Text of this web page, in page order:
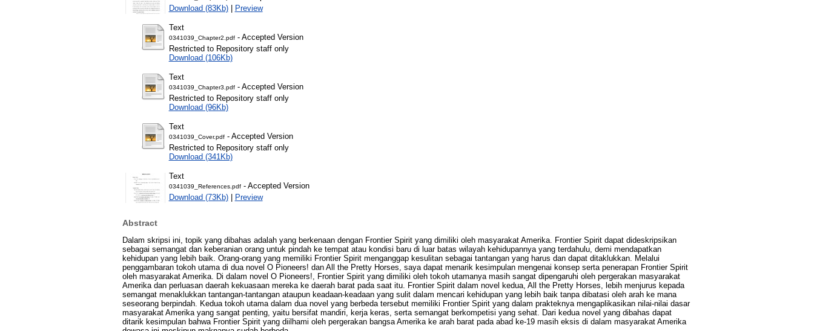
Download (83Kb)| Preview
Text
0341039_Chapter2.pdf- Accepted Version
Restricted to Repository staff only
Download (106Kb)
Text
0341039_Chapter3.pdf- Accepted Version
Restricted to Repository staff only
Download (96Kb)
Text
0341039_Cover.pdf- Accepted Version
Restricted to Repository staff only
Download (341Kb)
Text
0341039_References.pdf- Accepted Version
Download (73Kb)| Preview
Abstract
Dalam skripsi ini, topik yang dibahas adalah yang berkenaan dengan Frontier Spirit yang dimiliki oleh masyarakat Amerika. Frontier Spirit dapat dideskripsikan
sebagai semangat dan keberanian orang untuk pindah ke tempat atau kondisi baru di luar batas wilayah kehidupannya yang terdahulu, demi mendapatkan
kehidupan yang lebih baik. Orang-orang yang memiliki Frontier Spirit menganggap kesulitan sebagai tantangan yang harus dan dapat ditaklukkan. Melalui
penggambaran tokoh utama di dua novel O Pioneers! dan All the Pretty Horses, saya dapat menarik kesimpulan mengenai konsep serta penerapan Frontier Spirit
oleh masyarakat Amerika. Di dalam novel O Pioneers!, Frontier Spirit yang dimiliki oleh tokoh utamanya masih sangat dipengaruhi oleh pergerakan masyarakat
Amerika dan perluasan daerah kekuasaan mereka ke daerah barat pada saat itu. Frontier Spirit dalam novel kedua, All the Pretty Horses, lebih menjurus kepada
semangat menaklukkan tantangan-tantangan ataupun keadaan-keadaan yang sulit dalam mencari kehidupan yang lebih baik tanpa dibatasi oleh arah ke mana
seseorang berpindah. Kedua tokoh utama dalam dua novel yang berbeda tersebut memiliki Frontier Spirit yang dalam prakteknya mengaplikasikan nilai-nilai dasar
masyarakat Amerika yang sangat penting, yaitu bersifat mandiri, kerja keras, serta semangat berkompetisi yang sehat. Dari kedua novel yang dibahas dapat
ditarik kesimpulan bahwa Frontier Spirit yang diilhami oleh pergerakan bangsa Amerika ke arah barat pada abad ke-19 masih eksis di dalam masyarakat Amerika